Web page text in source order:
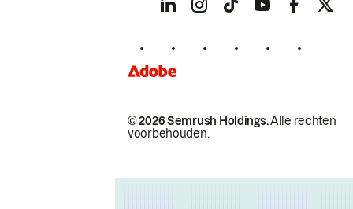
© 2026 Semrush Holdings.Alle rechten
voorbehouden.